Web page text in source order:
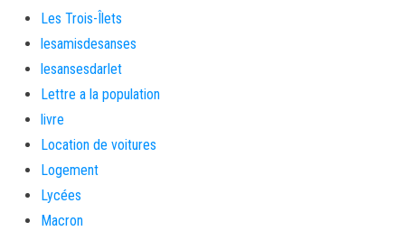
Les Trois-Îlets
lesamisdesanses
lesansesdarlet
Lettre a la population
livre
Location de voitures
Logement
Lycées
Macron